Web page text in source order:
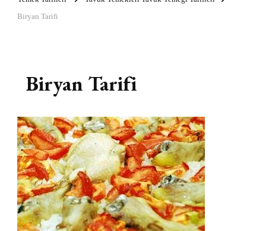
Biryan Tarifi
Biryan Tarifi